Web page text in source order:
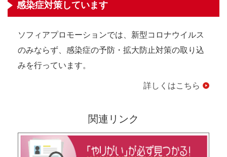
感染症対策しています
ソフィアプロモーションでは、新型コロナウイルス
のみならず、感染症の予防・拡大防止対策の取り込
みを行っています。
詳しくはこちら
関連リンク